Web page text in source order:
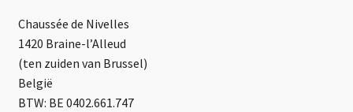
Chaussée de Nivelles
1420 Braine-l’Alleud
(ten zuiden van Brussel)
België
BTW: BE 0402.661.747